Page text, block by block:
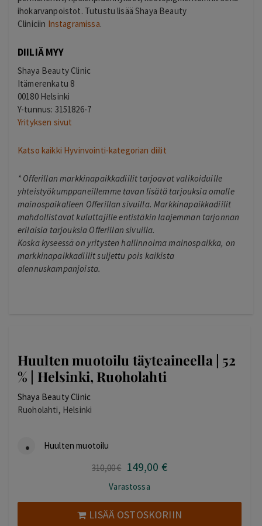
ihokarvanpoistot. Tutustu lisää Shaya Beauty
Cliniciin Instagramissa.
DIILIÄ MYY
Shaya Beauty Clinic
Itämerenkatu 8
00180 Helsinki
Y-tunnus: 3151826-7
Yrityksen sivut
Katso kaikki Hyvinvointi-kategorian diilit
* Offerillan markkinapaikkadiilit tarjoavat valikoiduille
yhteistyökumppaneillemme tavan lisätä tarjouksia omalle
mainospaikalleen Offerillan sivuilla. Markkinapaikkadiilit
mahdollistavat kuluttajille entistäkin laajemman tarjonnan
erilaisia tarjouksia Offerillan sivuilla.
Koska kyseessä on yritysten hallinnoima mainospaikka, on
markkinapaikkadiilit suljettu pois kaikista
alennuskampanjoista.
Huulten muotoilu täyteaineella | 52
% | Helsinki, Ruoholahti
Shaya Beauty Clinic
Ruoholahti, Helsinki
Huulten muotoilu
310,00€ Alkuperäinen
oli:
310,00 €.
149,00 €Nykyinen
149,00 €.
Varastossa
LISÄÄ OSTOSKORIIN